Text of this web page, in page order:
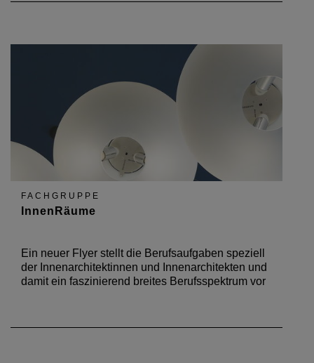
FACHGRUPPE
InnenRäume
Ein neuer Flyer stellt die Berufsaufgaben speziell
der Innenarchitektinnen und Innenarchitekten und
damit ein faszinierend breites Berufsspektrum vor